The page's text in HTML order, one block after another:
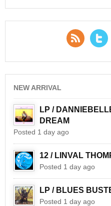
RSS
NEW ARRIVAL
LP /
DREAM
Posted 1 day ago
12 / LINVAL
Posted 1 day ago
LP / BLUES
Posted 1 day ago